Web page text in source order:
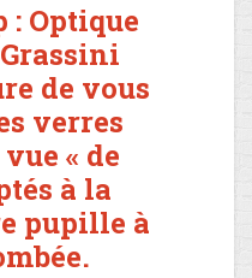
: Optique
de vous
verres
« de
à la
pupille à